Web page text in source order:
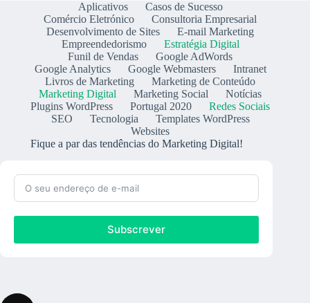
Aplicativos
Casos de Sucesso
Comércio Eletrónico
Consultoria Empresarial
Desenvolvimento de Sites
E-mail Marketing
Empreendedorismo
Estratégia Digital
Funil de Vendas
Google AdWords
Google Analytics
Google Webmasters
Intranet
Livros de Marketing
Marketing de Conteúdo
Marketing Digital
Marketing Social
Notícias
Plugins WordPress
Portugal 2020
Redes Sociais
SEO
Tecnologia
Templates WordPress
Websites
Fique a par das tendências do Marketing Digital!
Subscrever